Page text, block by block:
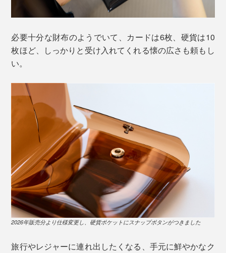
必要十分な財布のようでいて、カードは6枚、硬貨は10
枚ほど、しっかりと受け入れてくれる懐の広さも頼もし
い。
2026年販売分より仕様変更し、硬貨ポケットにスナップボタンがつきました
旅行やレジャーに連れ出したくなる、手元に鮮やかなク